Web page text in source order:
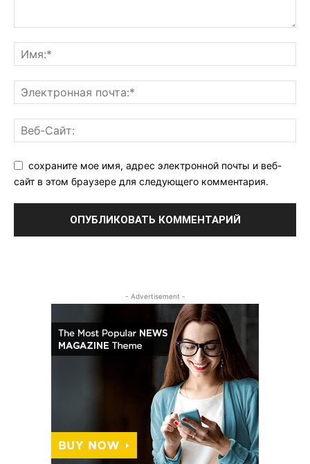
сохраните мое имя, адрес электронной почты и веб-
сайт в этом браузере для следующего комментария.
- Advertisement -